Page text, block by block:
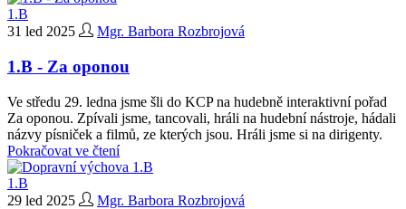
1.B
31 led 2025
Mgr. Barbora Rozbrojová
1.B - Za oponou
Ve středu 29. ledna jsme šli do KCP na hudebně interaktivní pořad
Za oponou. Zpívali jsme, tancovali, hráli na hudební nástroje, hádali
názvy písniček a filmů, ze kterých jsou. Hráli jsme si na dirigenty.
Pokračovat ve čtení
1.B
29 led 2025
Mgr. Barbora Rozbrojová